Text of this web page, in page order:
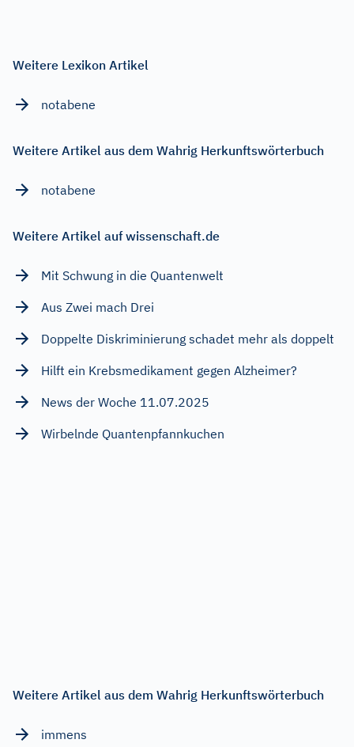
Weitere Lexikon Artikel
notabene
Weitere Artikel aus dem Wahrig Herkunftswörterbuch
notabene
Weitere Artikel auf wissenschaft.de
Mit Schwung in die Quantenwelt
Aus Zwei mach Drei
Doppelte Diskriminierung schadet mehr als doppelt
Hilft ein Krebsmedikament gegen Alzheimer?
News der Woche 11.07.2025
Wirbelnde Quantenpfannkuchen
Weitere Artikel aus dem Wahrig Herkunftswörterbuch
immens